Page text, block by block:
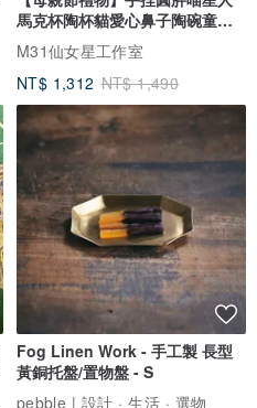
馬克杯陶杯貓愛心鼻子陶碗童趣
收納
M31仙女星工作室
NT$ 1,312 NT$ 1,490
Fog Linen Work - 手工製 長型
黃銅托盤/置物盤 - S
pebble | 設計 · 生活 · 選物